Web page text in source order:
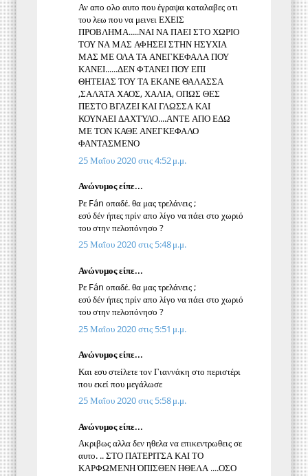
Αν απο ολο αυτο που έγραψα καταλαβες οτι
του λεω που να μεινει ΕΧΕΙΣ
ΠΡΟΒΛΗΜΑ.....ΝΑΙ ΝΑ ΠΑΕΙ ΣΤΟ ΧΩΡΙΟ
ΤΟΥ ΝΑ ΜΑΣ ΑΦΗΣΕΙ ΣΤΗΝ ΗΣΥΧΙΑ
ΜΑΣ ΜΕ ΟΛΑ ΤΑ ΑΝΕΓΚΕΦΑΛΑ ΠΟΥ
ΚΑΝΕΙ......ΔΕΝ ΦΤΑΝΕΙ ΠΟΥ ΕΠΙ
ΘΗΤΕΙΑΣ ΤΟΥ ΤΑ ΕΚΑΝΕ ΘΑΛΑΣΣΑ
,ΣΑΛΆΤΑ ΧΑΟΣ, ΧΑΛΙΑ, ΟΠΩΣ ΘΕΣ
ΠΕΣΤΟ ΒΓΑΖΕΙ ΚΑΙ ΓΛΩΣΣΑ ΚΑΙ
ΚΟΥΝΑΕΙ ΔΑΧΤΥΛΟ....ΑΝΤΕ ΑΠΟ ΕΔΩ
ΜΕ ΤΟΝ ΚΑΘΕ ΑΝΕΓΚΕΦΑΛΟ
ΦΑΝΤΑΣΜΕΝΟ
25 Μαΐου 2020 στις 4:52 μ.μ.
Ανώνυμος είπε...
Ρε Fán οπαδέ. θα μας τρελάνεις ;
εσύ δέν ήπες πρίν απο λίγο να πάει στο χωριό
του στην πελοπόνησο ?
25 Μαΐου 2020 στις 5:48 μ.μ.
Ανώνυμος είπε...
Ρε Fán οπαδέ. θα μας τρελάνεις ;
εσύ δέν ήπες πρίν απο λίγο να πάει στο χωριό
του στην πελοπόνησο ?
25 Μαΐου 2020 στις 5:51 μ.μ.
Ανώνυμος είπε...
Και εσυ στείλετε τον Γιαννάκη στο περιστέρι
που εκεί που μεγάλωσε
25 Μαΐου 2020 στις 5:58 μ.μ.
Ανώνυμος είπε...
Ακριβως αλλα δεν ηθελα να επικεντρωθεις σε
αυτο. .. ΣΤΟ ΠΑΤΕΡΙΤΣΑ ΚΑΙ ΤΟ
ΚΑΡΦΩΜΕΝΗ ΌΠΙΣΘΕΝ ΗΘΕΛΑ ....ΟΣΟ